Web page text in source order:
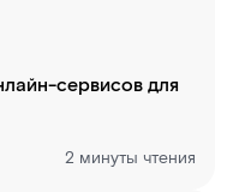
сервисов для
2 минуты чтения